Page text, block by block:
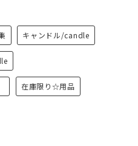
キャンドル/candle
在庫限り☆用品